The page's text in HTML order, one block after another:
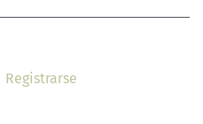
Registrarse